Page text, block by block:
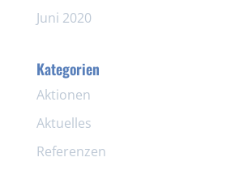
Juni 2020
Kategorien
Aktionen
Aktuelles
Referenzen